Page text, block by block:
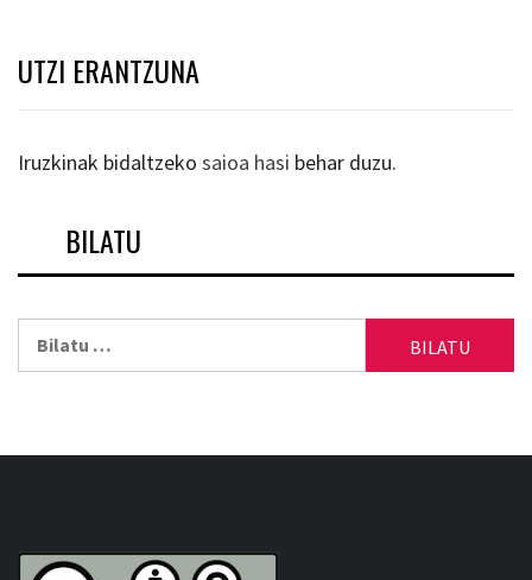
UTZI ERANTZUNA
Iruzkinak bidaltzeko saioa hasi behar duzu.
BILATU